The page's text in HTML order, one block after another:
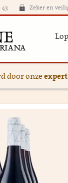
43 Zeker en
door onze